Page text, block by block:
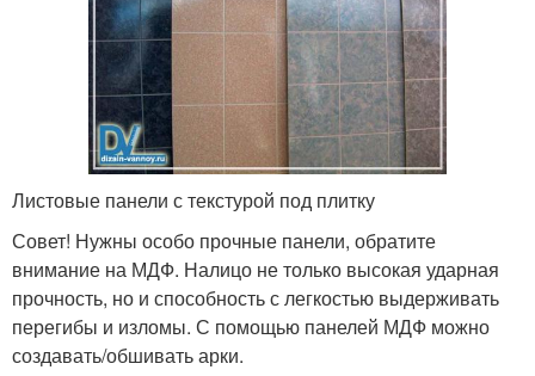
Листовые панели с текстурой под плитку
Совет! Нужны особо прочные панели, обратите
внимание на МДФ. Налицо не только высокая ударная
прочность, но и способность с легкостью выдерживать
перегибы и изломы. С помощью панелей МДФ можно
создавать/обшивать арки.